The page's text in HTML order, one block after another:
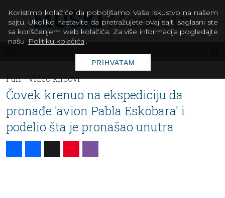
Fun -Video klipovi
Čovek krenuo na ekspediciju da
pronađe 'avion Pabla Eskobara' i
podelio šta je pronašao unutra
Koristimo kolačiće da poboljšamo Vaše iskustvo na našem
sajtu. Ukoliko nastavite da pretražujete ovaj sajt, saglasni ste
sa korišćenjem web kolačića. Za više informacija pogledajte
našu Politiku kolačića .
PRIHVATAM